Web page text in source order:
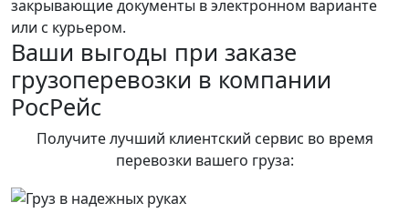
закрывающие документы в электронном варианте
или с курьером.
Ваши выгоды при заказе
грузоперевозки в компании
РосРейс
Получите лучший клиентский сервис во время
перевозки вашего груза: